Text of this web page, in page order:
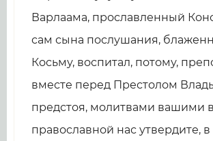
Варлаама, прославленный
сам сына послушания,
Косьму, воспитал, потому,
вместе перед Престолом
предстоя, молитвами вашими
православной нас утвердите, в